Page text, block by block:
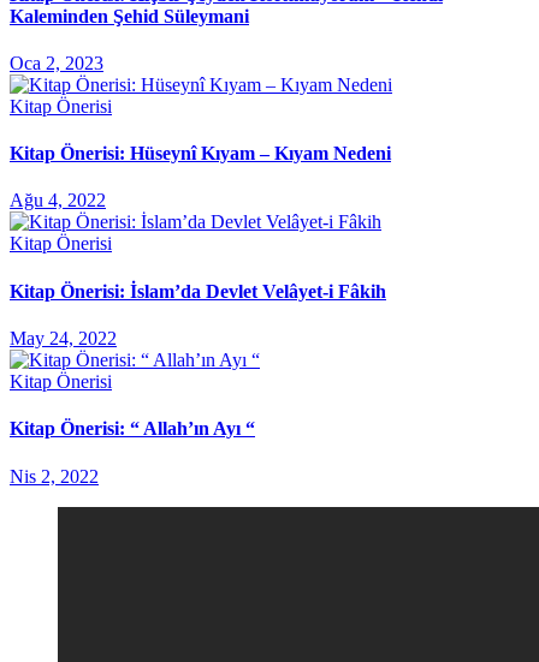
Kaleminden Şehid Süleymani
Oca 2, 2023
Kitap Önerisi
Kitap Önerisi: Hüseynî Kıyam – Kıyam Nedeni
Ağu 4, 2022
Kitap Önerisi
Kitap Önerisi: İslam’da Devlet Velâyet-i Fâkih
May 24, 2022
Kitap Önerisi
Kitap Önerisi: “ Allah’ın Ayı “
Nis 2, 2022